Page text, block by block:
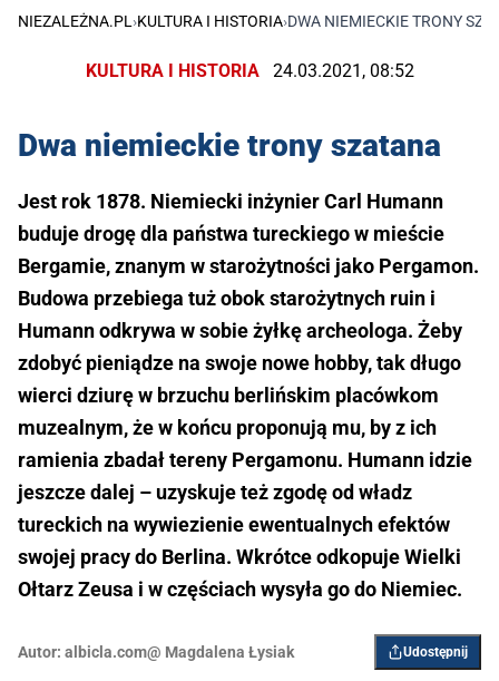
NIEZALEŻNA.PL ›KULTURA I HISTORIA›DWA NIEMIECKIE TRONY
KULTURA I HISTORIA 24.03.2021, 08:52
Dwa niemieckie trony szatana
Jest rok 1878. Niemiecki inżynier Carl Humann
buduje drogę dla państwa tureckiego w mieście
Bergamie, znanym w starożytności jako Pergamon.
Budowa przebiega tuż obok starożytnych ruin i
Humann odkrywa w sobie żyłkę archeologa. Żeby
zdobyć pieniądze na swoje nowe hobby, tak długo
wierci dziurę w brzuchu berlińskim placówkom
muzealnym, że w końcu proponują mu, by z ich
ramienia zbadał tereny Pergamonu. Humann idzie
jeszcze dalej – uzyskuje też zgodę od władz
tureckich na wywiezienie ewentualnych efektów
swojej pracy do Berlina. Wkrótce odkopuje Wielki
Ołtarz Zeusa i w częściach wysyła go do Niemiec.
Autor: albicla.com@ Magdalena Łysiak Udostępnij